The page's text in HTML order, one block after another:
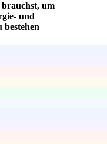
brauchst, um
und